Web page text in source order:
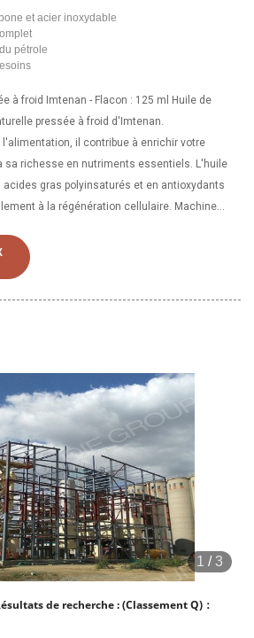
et acier inoxydable
pétrole
à froid Imtenan - Flacon : 125 ml Huile de
pressée à froid d'Imtenan.
il contribue à enrichir votre
sa richesse en nutriments essentiels. L'huile
gras polyinsaturés et en antioxydants
à la régénération cellulaire. Machine
professionnelle de presse à huile de
kg/h à vendre ; Machine de ligne de presse
1 /3
de recherche : (Classement Q)：